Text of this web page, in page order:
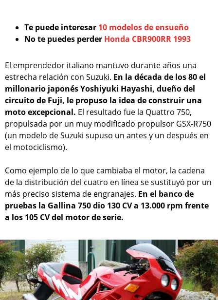
Te puede interesar 10 modelos de ensueño
No te puedes perder Honda CBR900RR 1993
El emprendedor italiano mantuvo durante años una
estrecha relación con Suzuki. En la década de los 80 el
millonario japonés Yoshiyuki Hayashi, dueño del
circuito de Fuji, le propuso la idea de construir una
moto excepcional. El resultado fue la Quattro 750,
propulsada por un muy modificado propulsor GSX-R750
(un modelo de Suzuki supuso un antes y un después en
el motociclismo).
Como ejemplo de lo que cambiaba el motor, la cadena
de la distribución del cuatro en línea se sustituyó por un
más preciso sistema de engranajes. En el banco de
pruebas la Gallina 750 dio 130 CV a 13.000 rpm frente
a los 105 CV del motor de serie.